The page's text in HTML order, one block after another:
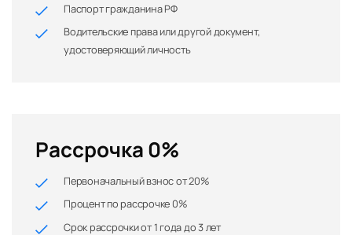
Паспорт гражданина РФ
Водительские права или другой документ,
удостоверяющий личность
Рассрочка 0%
Первоначальный взнос от 20%
Процент по рассрочке 0%
Срок рассрочки от 1 года до 3 лет